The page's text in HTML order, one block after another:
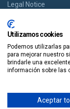
Legal Notice
BOOK YOUR
If you want a room
houses to modern
Utilizamos cookies
Podemos utilizarlas
para mejorar nuestro
brindarle una
información sobre las
Aceptar